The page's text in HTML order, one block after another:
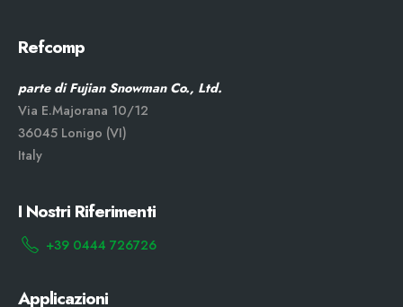
Refcomp
parte di Fujian Snowman Co., Ltd.
Via E.Majorana 10/12
36045 Lonigo (VI)
Italy
I Nostri Riferimenti
+39 0444 726726
Applicazioni